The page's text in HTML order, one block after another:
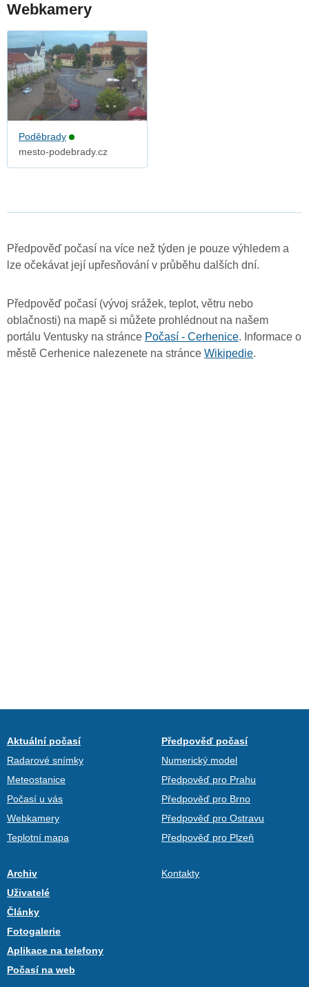
Webkamery
Poděbrady
mesto-podebrady.cz
Předpověď počasí na více než týden je pouze výhledem a
lze očekávat její upřesňování v průběhu dalších dní.
Předpověď počasí (vývoj srážek, teplot, větru nebo
oblačnosti) na mapě si můžete prohlédnout na našem
portálu Ventusky na stránce Počasí - Cerhenice. Informace o
městě Cerhenice nalezenete na stránce Wikipedie.
Aktuální počasí
Radarové snímky
Meteostanice
Počasí u vás
Webkamery
Teplotní mapa
Předpověď počasí
Numerický model
Předpověď pro Prahu
Předpověď pro Brno
Předpověď pro Ostravu
Předpověď pro Plzeň
Archiv
Uživatelé
Články
Fotogalerie
Aplikace na telefony
Počasí na web
Kontakty